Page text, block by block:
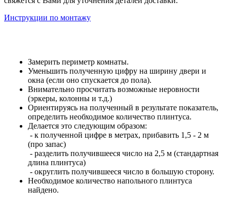
Инструкции по монтажу
Замерить периметр комнаты.
Уменьшить полученную цифру на ширину двери и
окна (если оно спускается до пола).
Внимательно просчитать возможные неровности
(эркеры, колонны и т.д.)
Ориентируясь на полученный в результате показатель,
определить необходимое количество плинтуса.
Делается это следующим образом:
- к полученной цифре в метрах, прибавить 1,5 - 2 м
(про запас)
- разделить получившееся число на 2,5 м (стандартная
длина плинтуса)
- округлить получившееся число в большую сторону.
Необходимое количество напольного плинтуса
найдено.